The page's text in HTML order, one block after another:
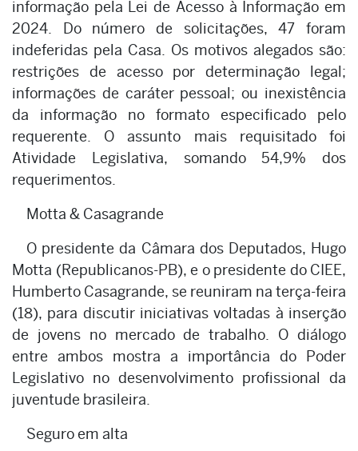
informação pela Lei de Acesso à Informação em
2024. Do número de solicitações, 47 foram
indeferidas pela Casa. Os motivos alegados são:
restrições de acesso por determinação legal;
informações de caráter pessoal; ou inexistência
da informação no formato especificado pelo
requerente. O assunto mais requisitado foi
Atividade Legislativa, somando 54,9% dos
requerimentos.
Motta & Casagrande
O presidente da Câmara dos Deputados, Hugo
Motta (Republicanos-PB), e o presidente do CIEE,
Humberto Casagrande, se reuniram na terça-feira
(18), para discutir iniciativas voltadas à inserção
de jovens no mercado de trabalho. O diálogo
entre ambos mostra a importância do Poder
Legislativo no desenvolvimento profissional da
juventude brasileira.
Seguro em alta